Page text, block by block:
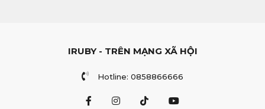
IRUBY - TRÊN MẠNG XÃ HỘI
Hotline: 0858866666